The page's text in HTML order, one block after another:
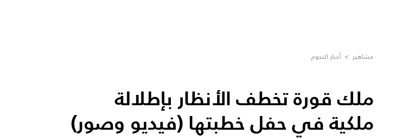
مشاهير > أخبار النجوم
ملك قورة تخطف الأنظار بإطلالة
ملكية في حفل خطبتها (فيديو وصور)